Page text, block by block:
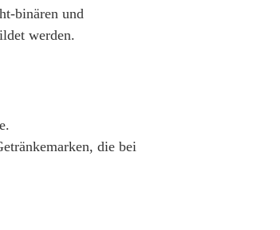
binären und
werden.
die bei